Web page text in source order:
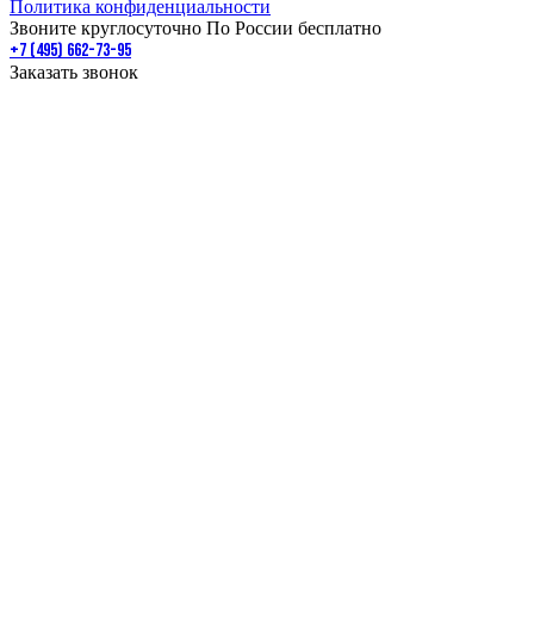
Политика конфиденциальности
Звоните круглосуточно По России бесплатно
+7 (495) 662-73-95
Заказать звонок